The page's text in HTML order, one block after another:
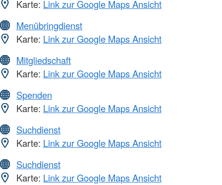
Karte: Link zur Google Maps Ansicht
Menübringdienst
Karte: Link zur Google Maps Ansicht
Mitgliedschaft
Karte: Link zur Google Maps Ansicht
Spenden
Karte: Link zur Google Maps Ansicht
Suchdienst
Karte: Link zur Google Maps Ansicht
Suchdienst
Karte: Link zur Google Maps Ansicht